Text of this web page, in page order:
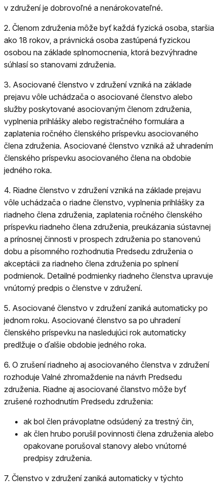
v združení je dobrovoľné a nenárokovateľné.
2. Členom združenia môže byť každá fyzická osoba, staršia
ako 18 rokov, a právnická osoba zastúpená fyzickou
osobou na základe splnomocnenia, ktorá bezvýhradne
súhlasí so stanovami združenia.
3. Asociované členstvo v združení vzniká na základe
prejavu vôle uchádzača o asociované členstvo alebo
služby poskytované asociovaným členom združenia,
vyplnenia prihlášky alebo registračného formulára a
zaplatenia ročného členského príspevku asociovaného
člena združenia. Asociované členstvo vzniká až uhradením
členského príspevku asociovaného člena na obdobie
jedného roka.
4. Riadne členstvo v združení vzniká na základe prejavu
vôle uchádzača o riadne členstvo, vyplnenia prihlášky za
riadneho člena združenia, zaplatenia ročného členského
príspevku riadneho člena združenia, preukázania sústavnej
a prínosnej činnosti v prospech združenia po stanovenú
dobu a písomného rozhodnutia Predsedu združenia o
akceptácii za riadneho člena združenia po splnení
podmienok. Detailné podmienky riadneho členstva upravuje
vnútorný predpis o členstve v združení.
5. Asociované členstvo v združení zaniká automaticky po
jednom roku. Asociované členstvo sa po uhradení
členského príspevku na nasledujúci rok automaticky
predlžuje o ďalšie obdobie jedného roka.
6. O zrušení riadneho aj asociovaného členstva v združení
rozhoduje Valné zhromaždenie na návrh Predsedu
združenia. Riadne aj asociované članstvo môže byť
zrušené rozhodnutím Predsedu združenia:
ak bol člen právoplatne odsúdený za trestný čin,
ak člen hrubo porušil povinnosti člena združenia alebo
opakovane porušoval stanovy alebo vnútorné
predpisy združenia.
7. Členstvo v združení zaniká automaticky v týchto